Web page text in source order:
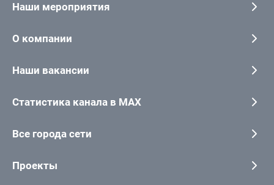
Наши мероприятия
О компании
Наши вакансии
Статистика канала в MAX
Все города сети
Проекты